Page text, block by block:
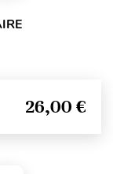
26,00 €